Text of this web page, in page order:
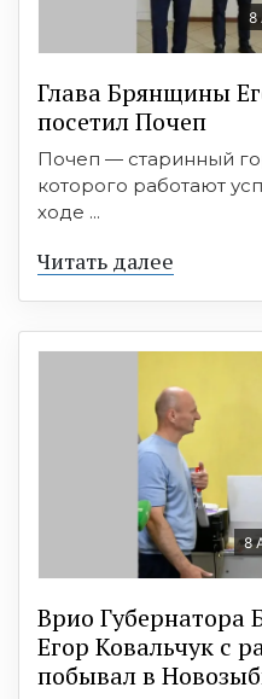
8
Глава Брянщины
посетил Почеп
Почеп — старинный
которого работают
ходе ...
Читать далее
8
Врио Губернатора
Егор Ковальчук с
побывал в